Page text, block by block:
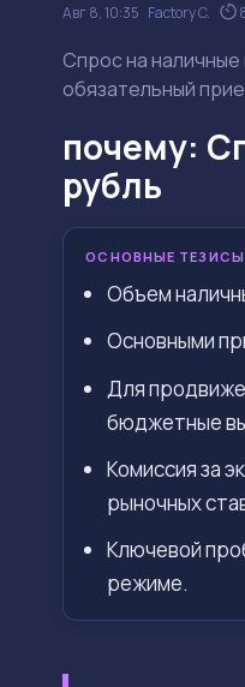
Авг 8, 10:35 Factory C.
Спрос на
обязательный
почему:
рубль
ОСНОВНЫЕ ТЕЗИСЫ
Объем
Основными
Для
бюджетные
Комиссия за
рыночных
Ключевой
режиме.